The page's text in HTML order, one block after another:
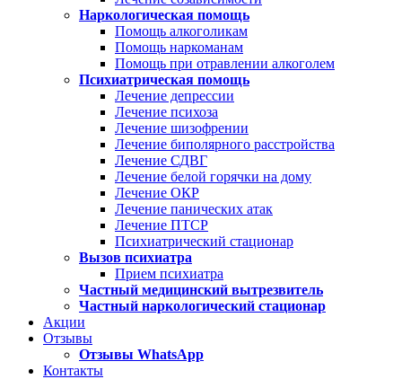
Наркологическая помощь
Помощь алкоголикам
Помощь наркоманам
Помощь при отравлении алкоголем
Психиатрическая помощь
Лечение депрессии
Лечение психоза
Лечение шизофрении
Лечение биполярного расстройства
Лечение СДВГ
Лечение белой горячки на дому
Лечение ОКР
Лечение панических атак
Лечение ПТСР
Психиатрический стационар
Вызов психиатра
Прием психиатра
Частный медицинский вытрезвитель
Частный наркологический стационар
Акции
Отзывы
Отзывы WhatsApp
Контакты